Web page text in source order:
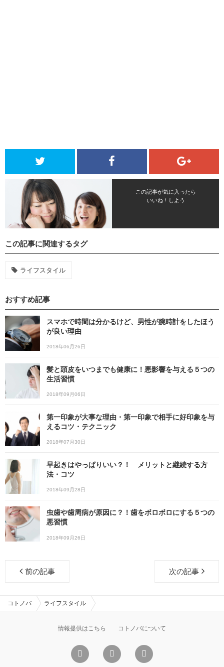
この記事が気に入ったら
いいね！しよう
この記事に関連するタグ
ライフスタイル
おすすめ記事
スマホで時間は分かるけど、男性が腕時計をしたほう
が良い理由
2018年06月26日
髪と頭皮をいつまでも健康に！悪影響を与える５つの
生活習慣
2018年09月06日
第一印象が大事な理由・第一印象で相手に好印象を与
えるコツ・テクニック
2018年07月30日
早起きはやっぱりいい？！ メリットと継続する方
法・コツ
2018年09月28日
虫歯や歯周病が原因に？！歯をボロボロにする５つの
悪習慣
2018年09月26日
前の記事 次の記事
コトノバ ライフスタイル
情報提供はこちら コトノバについて